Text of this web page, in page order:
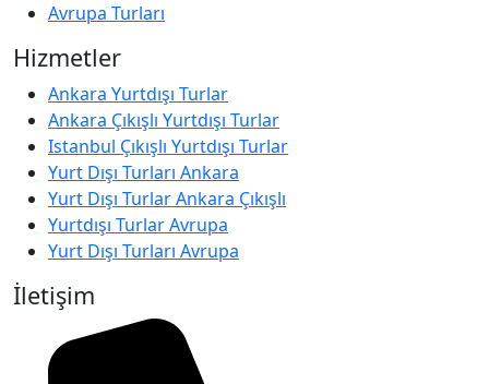
Avrupa Turları
Hizmetler
Ankara Yurtdışı Turlar
Ankara Çıkışlı Yurtdışı Turlar
Istanbul Çıkışlı Yurtdışı Turlar
Yurt Dışı Turları Ankara
Yurt Dışı Turlar Ankara Çıkışlı
Yurtdışı Turlar Avrupa
Yurt Dışı Turları Avrupa
İletişim